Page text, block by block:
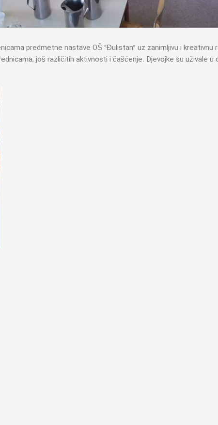
predmetne nastave OŠ “Đulistan” uz zanimljivu i kreativnu
još različitih aktivnosti i čašćenje. Djevojke su uživale u